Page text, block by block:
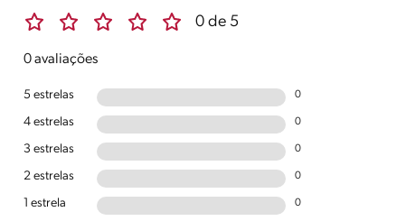
0 de 5
0 avaliações
5 estrelas 0
4 estrelas 0
3 estrelas 0
2 estrelas 0
1 estrela 0